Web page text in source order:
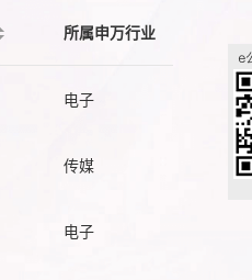
所属申万行业
电子
传媒
电子